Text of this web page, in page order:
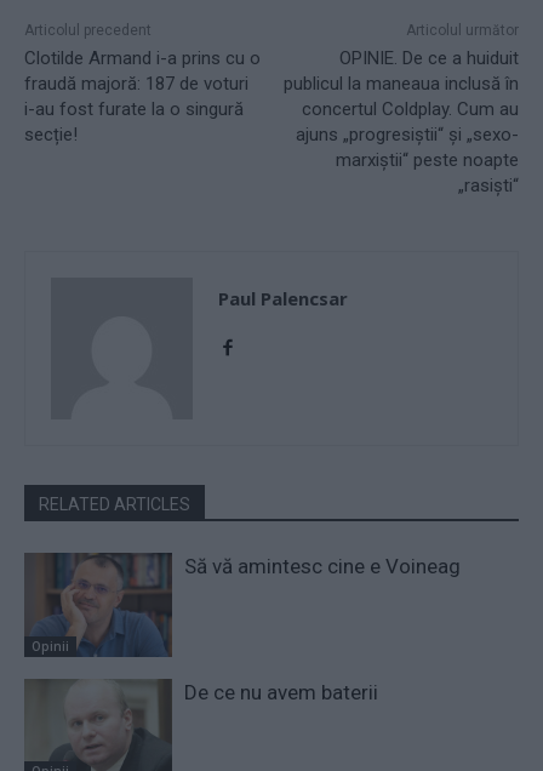
Articolul precedent
Clotilde Armand i-a prins cu o
fraudă majoră: 187 de voturi
i-au fost furate la o singură
secție!
Articolul următor
OPINIE. De ce a huiduit
publicul la maneaua inclusă în
concertul Coldplay. Cum au
ajuns „progresiștii“ și „sexo-
marxiștii“ peste noapte
„rasiști“
Paul Palencsar
RELATED ARTICLES
Opinii
Să vă amintesc cine e Voineag
De ce nu avem baterii